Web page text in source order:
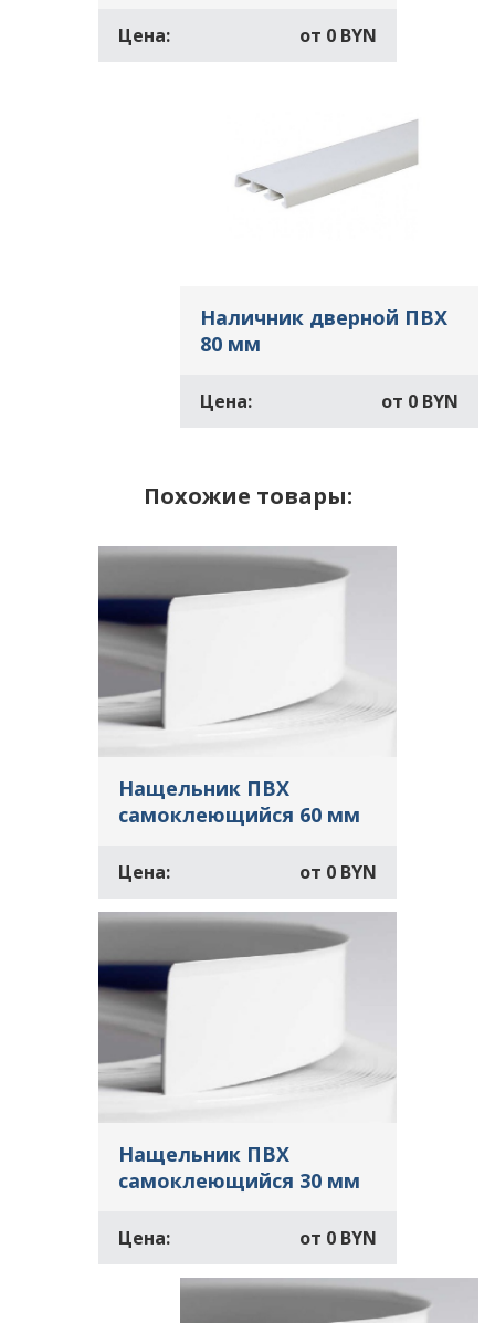
Цена: от 0 BYN
Наличник дверной ПВХ
80 мм
Цена: от 0 BYN
Похожие товары:
Нащельник ПВХ
самоклеющийся 60 мм
Цена: от 0 BYN
Нащельник ПВХ
самоклеющийся 30 мм
Цена: от 0 BYN